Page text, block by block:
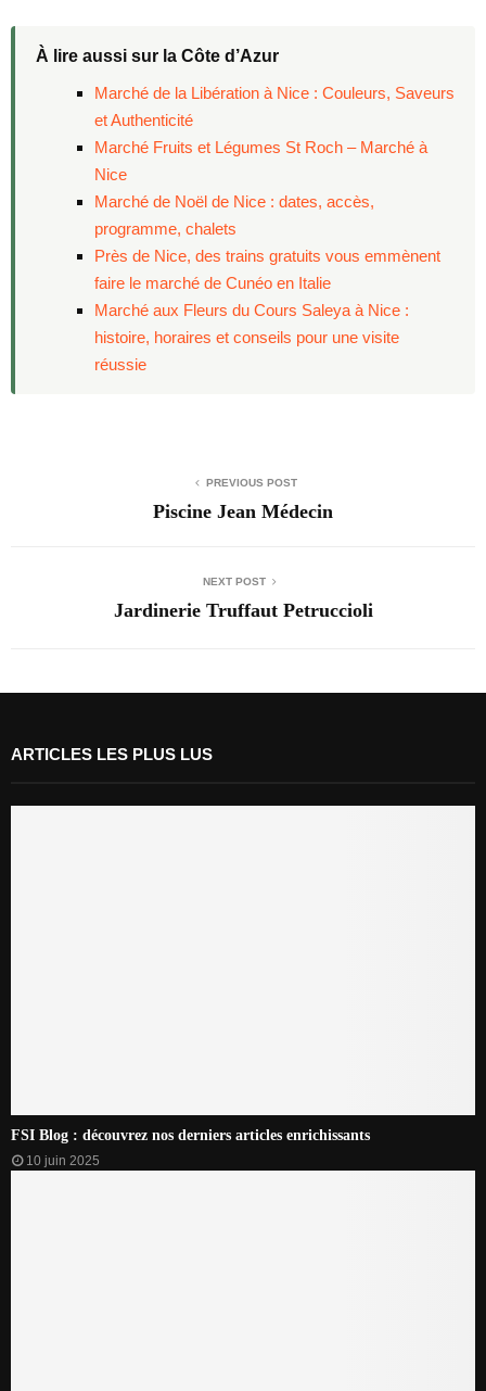
À lire aussi sur la Côte d’Azur
Marché de la Libération à Nice : Couleurs, Saveurs
et Authenticité
Marché Fruits et Légumes St Roch – Marché à
Nice
Marché de Noël de Nice : dates, accès,
programme, chalets
Près de Nice, des trains gratuits vous emmènent
faire le marché de Cunéo en Italie
Marché aux Fleurs du Cours Saleya à Nice :
histoire, horaires et conseils pour une visite
réussie
PREVIOUS POST
Piscine Jean Médecin
NEXT POST
Jardinerie Truffaut Petruccioli
ARTICLES LES PLUS LUS
FSI Blog : découvrez nos derniers articles enrichissants
10 juin 2025